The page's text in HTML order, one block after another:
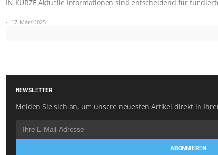
IN KÜRZE Aktuelle Informationen sind entscheidend für
17. März 2025
NEWSLETTER
Melden Sie sich an, um unsere neuesten Artikel direkt in
ABONNIEREN